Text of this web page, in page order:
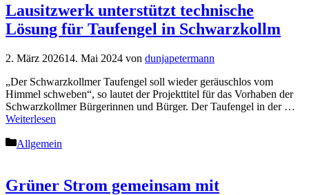
Lausitzwerk unterstützt technische
Lösung für Taufengel in Schwarzkollm
2. März 202614. Mai 2024 von dunjapetermann
„Der Schwarzkollmer Taufengel soll wieder geräuschlos vom
Himmel schweben“, so lautet der Projekttitel für das Vorhaben der
Schwarzkollmer Bürgerinnen und Bürger. Der Taufengel in der …
Weiterlesen
Kategorien
Allgemein
Grüner Strom gemeinsam mit